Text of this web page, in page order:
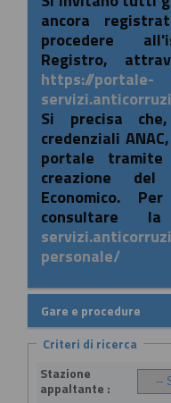
ancora
procedere
Registro,
https://portale-
Si precisa
credenziali
portale
creazione
Economico.
consultare
personale/
Gare e procedure
Criteri di ricerca
Stazione
appaltante :